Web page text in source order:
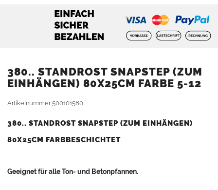
380.. STANDROST SNAPSTEP (ZUM
EINHÄNGEN) 80X25CM FARBE 5-12
Artikelnummer500101580
380.. STANDROST SNAPSTEP (ZUM EINHÄNGEN)
80X25CM FARBBESCHICHTET
Geeignet für alle Ton- und Betonpfannen.